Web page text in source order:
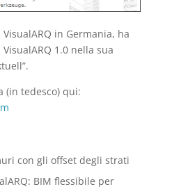
in Germania, ha
1.0 nella sua
(in tedesco) qui:
con gli offset degli strati
BIM flessibile per